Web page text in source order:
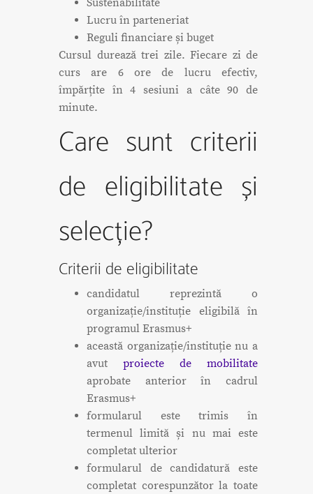
Sustenabilitate
Lucru în parteneriat
Reguli financiare și buget
Cursul durează trei zile. Fiecare zi de
curs are 6 ore de lucru efectiv,
împărțite în 4 sesiuni a câte 90 de
minute.
Care sunt criterii
de eligibilitate și
selecție?
Criterii de eligibilitate
candidatul reprezintă o
organizație/instituție eligibilă în
programul Erasmus+
această organizație/instituție nu a
avut proiecte de mobilitate
aprobate anterior în cadrul
Erasmus+
formularul este trimis în
termenul limită și nu mai este
completat ulterior
formularul de candidatură este
completat corespunzător la toate